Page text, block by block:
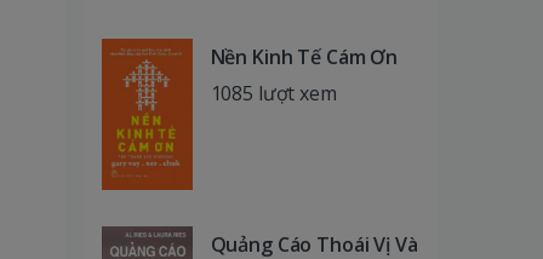
Nền Kinh Tế Cám Ơn
1085 lượt xem
Quảng Cáo Thoái Vị Và